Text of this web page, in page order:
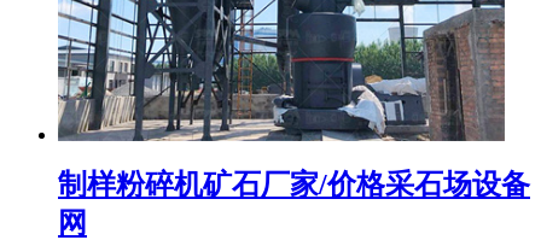
制样粉碎机矿石厂家/价格采石场设备
网